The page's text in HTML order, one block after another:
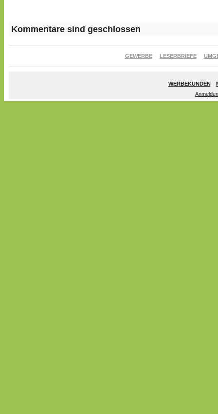
Kommentare sind geschlossen
GEWERBE LESERBRIEFE
WERBEKUNDEN
Anmelden